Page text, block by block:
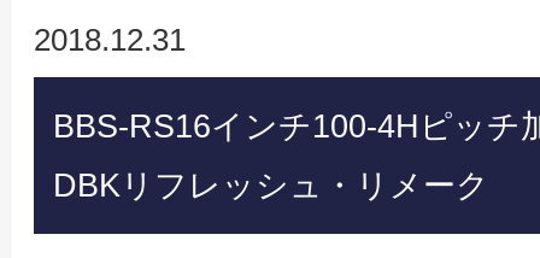
2018.12.31
BBS-RS16インチ100-4Hピッチ
DBKリフレッシュ・リメーク